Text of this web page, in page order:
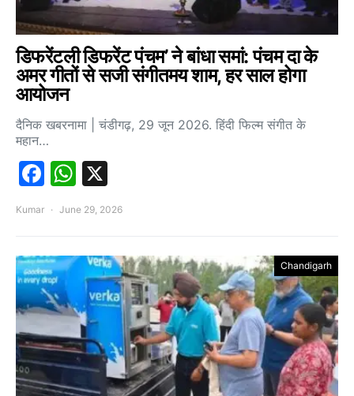
डिफरेंटली डिफरेंट पंचम’ ने बांधा समां: पंचम दा के
अमर गीतों से सजी संगीतमय शाम, हर साल होगा
आयोजन
दैनिक खबरनामा | चंडीगढ़, 29 जून 2026. हिंदी फिल्म संगीत के
महान…
Facebook
WhatsApp
Kumar June 29, 2026
Chandigarh